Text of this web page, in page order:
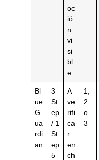
oc
ió
n
vi
si
bl
e
Bl
ue
G
ua
rdi
an
3
St
ep
/ 1
St
ep
5
A
ve
rifi
ca
r
en
ch
1,
2
o
3